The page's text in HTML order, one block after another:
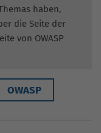
haben,
die Seite der
von OWASP
OWASP